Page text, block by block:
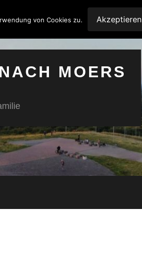
MOERS
von Cookies zu. Akzeptieren